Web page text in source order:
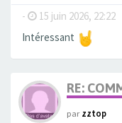
- 15 juin 2026, 22:22
Intéressant
RE:
parzztop